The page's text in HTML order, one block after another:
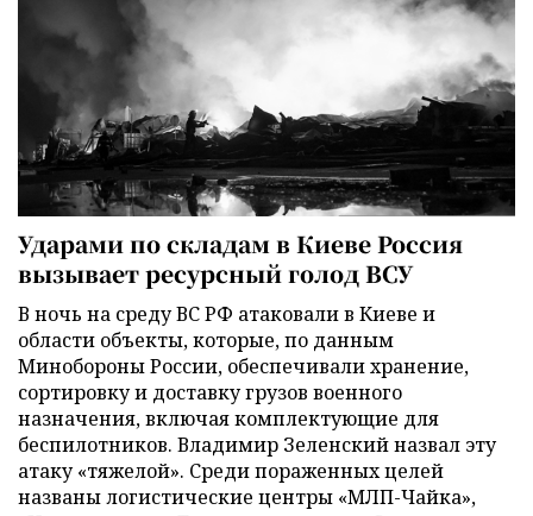
Ударами по складам в Киеве Россия
вызывает ресурсный голод ВСУ
В ночь на среду ВС РФ атаковали в Киеве и
области объекты, которые, по данным
Минобороны России, обеспечивали хранение,
сортировку и доставку грузов военного
назначения, включая комплектующие для
беспилотников. Владимир Зеленский назвал эту
атаку «тяжелой». Среди пораженных целей
названы логистические центры «МЛП-Чайка»,